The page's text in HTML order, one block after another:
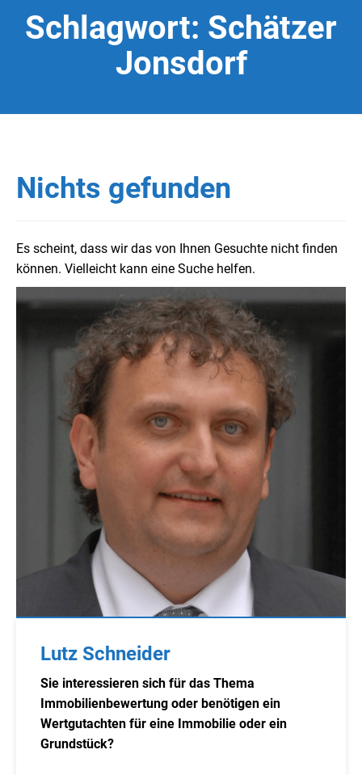
Schlagwort: Schätzer
Jonsdorf
Nichts gefunden
Es scheint, dass wir das von Ihnen Gesuchte nicht finden
können. Vielleicht kann eine Suche helfen.
Lutz Schneider
Sie interessieren sich für das Thema
Immobilienbewertung oder benötigen ein
Wertgutachten für eine Immobilie oder ein
Grundstück?